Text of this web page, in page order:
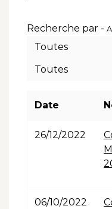
Recherche par -
Toutes
Toutes
Date
26/12/2022
06/10/2022